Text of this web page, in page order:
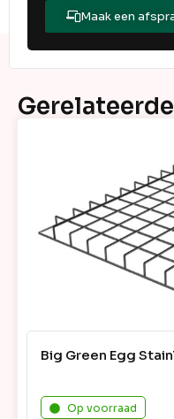
Maak een
Big Green Egg
Op voorraad